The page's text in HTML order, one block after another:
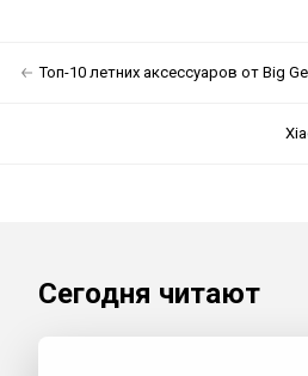
Топ-10 летних аксессуаров от Big
Сегодня читают